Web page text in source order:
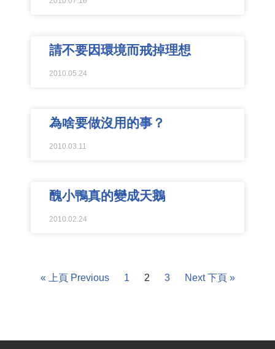
請不要因環境而戒掉理想
2010.05.24
為啥要做沒用的事？
2010.03.11
醜小鴨真的變成天鵝
2010.02.24
« 上頁 Previous 1 2 3 Next 下頁 »